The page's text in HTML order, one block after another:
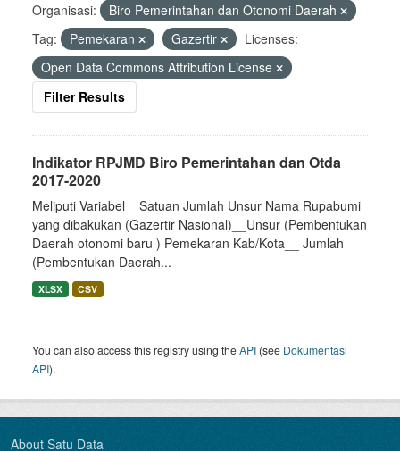
Organisasi:
Biro Pemerintahan dan Otonomi Daerah
Tag:
Pemekaran Gazertir
Licenses:
Open Data Commons Attribution License
Filter Results
Indikator RPJMD Biro Pemerintahan dan Otda
2017-2020
Meliputi Variabel__Satuan Jumlah Unsur Nama Rupabumi
yang dibakukan (Gazertir Nasional)__Unsur (Pembentukan
Daerah otonomi baru ) Pemekaran Kab/Kota__ Jumlah
(Pembentukan Daerah...
XLSX CSV
You can also access this registry using theAPI (see Dokumentasi
API).
About Satu Data